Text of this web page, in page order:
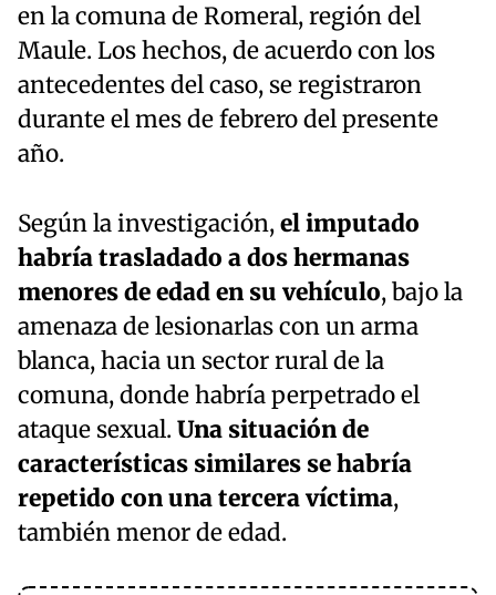
en la comuna de Romeral, región del
Maule. Los hechos, de acuerdo con los
antecedentes del caso, se registraron
durante el mes de febrero del presente
año.
Según la investigación,el imputado
habría trasladado a dos hermanas
menores de edad en su vehículo, bajo la
amenaza de lesionarlas con un arma
blanca, hacia un sector rural de la
comuna, donde habría perpetrado el
ataque sexual. Una situación de
características similares se habría
repetido con una tercera víctima,
también menor de edad.